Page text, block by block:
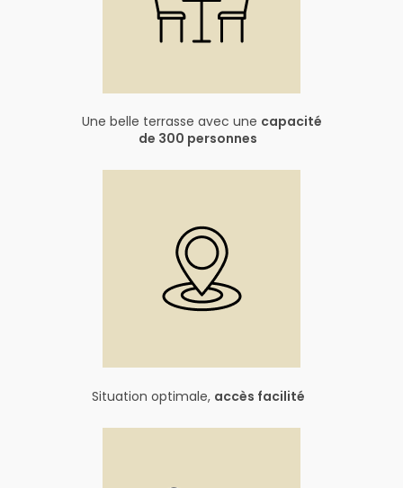
Une belle terrasse avec une capacité
de 300 personnes
Situation optimale, accès facilité